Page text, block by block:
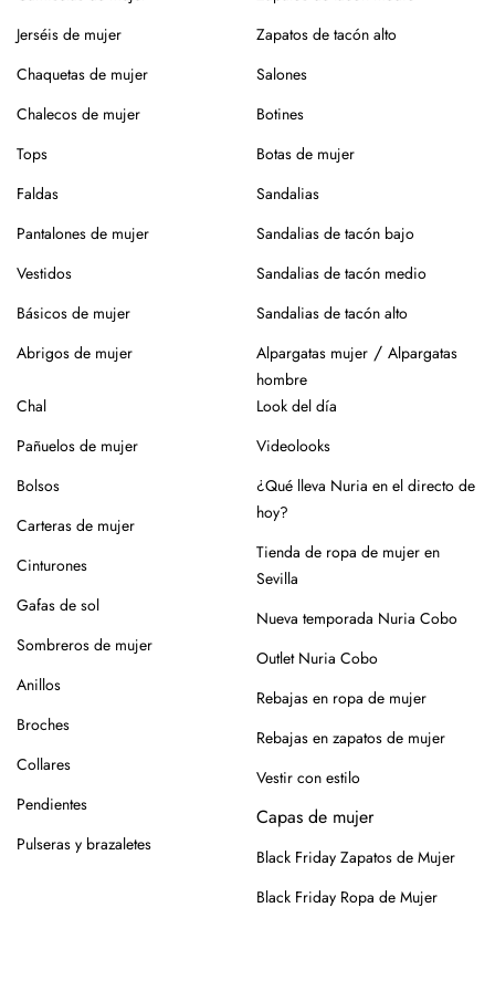
roce, usa un cepillo suave en seco.
Siempre es mejor guardarlos en su caja o funda de tela,
para que se conserven como el primer día.
Si tienes alguna duda, puedes consultarnos.
Jerséis de mujer
Chaquetas de mujer
Chalecos de mujer
Tops
Faldas
Pantalones de mujer
Vestidos
Básicos de mujer
Abrigos de mujer
Zapatos de tacón alto
Salones
Botines
Botas de mujer
Sandalias
Sandalias de tacón bajo
Sandalias de tacón medio
Sandalias de tacón alto
Alpargatas mujer / Alpargatas
hombre
Chal
Pañuelos de mujer
Bolsos
Carteras de mujer
Cinturones
Gafas de sol
Sombreros de mujer
Anillos
Broches
Collares
Pendientes
Pulseras y brazaletes
Look del día
Videolooks
¿Qué lleva Nuria en el directo de
hoy?
Tienda de ropa de mujer en
Sevilla
Nueva temporada Nuria Cobo
Outlet Nuria Cobo
Rebajas en ropa de mujer
Rebajas en zapatos de mujer
Vestir con estilo
Capas de mujer
Black Friday Zapatos de Mujer
Black Friday Ropa de Mujer